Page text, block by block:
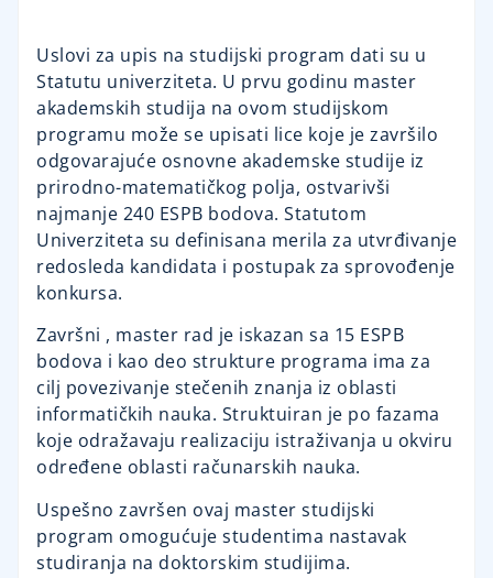
Uslovi za upis na studijski program dati su u
Statutu univerziteta. U prvu godinu master
akademskih studija na ovom studijskom
programu može se upisati lice koje je završilo
odgovarajuće osnovne akademske studije iz
prirodno-matematičkog polja, ostvarivši
najmanje 240 ESPB bodova. Statutom
Univerziteta su definisana merila za utvrđivanje
redosleda kandidata i postupak za sprovođenje
konkursa.
Završni , master rad je iskazan sa 15 ESPB
bodova i kao deo strukture programa ima za
cilj povezivanje stečenih znanja iz oblasti
informatičkih nauka. Struktuiran je po fazama
koje odražavaju realizaciju istraživanja u okviru
određene oblasti računarskih nauka.
Uspešno završen ovaj master studijski
program omogućuje studentima nastavak
studiranja na doktorskim studijima.